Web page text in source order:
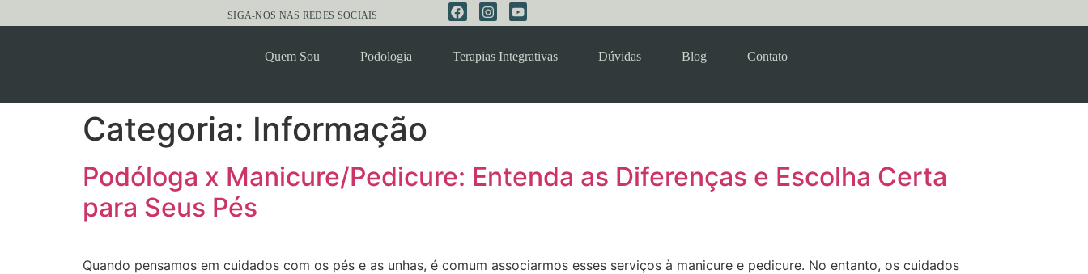
SIGA-NOS NAS REDES SOCIAIS
Quem Sou Podologia Terapias Integrativas Dúvidas Blog Contato
Categoria: Informação
Podóloga x Manicure/Pedicure: Entenda as Diferenças e Escolha Certa
para Seus Pés
Quando pensamos em cuidados com os pés e as unhas, é comum associarmos esses serviços à manicure e pedicure. No entanto, os cuidados